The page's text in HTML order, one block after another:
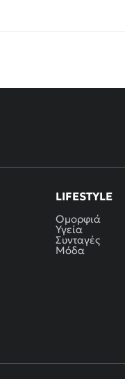
LIFESTYLE
Ομορφιά
Υγεία
Συνταγές
Μόδα